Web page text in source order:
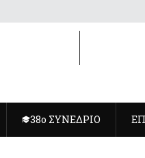
38ο ΣΥΝΕΔΡΙΟ